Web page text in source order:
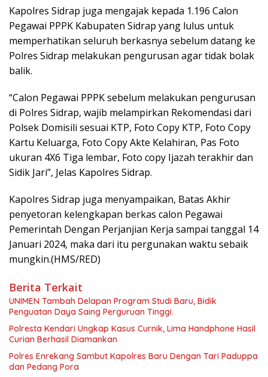
Kapolres Sidrap juga mengajak kepada 1.196 Calon
Pegawai PPPK Kabupaten Sidrap yang lulus untuk
memperhatikan seluruh berkasnya sebelum datang ke
Polres Sidrap melakukan pengurusan agar tidak bolak
balik.
“Calon Pegawai PPPK sebelum melakukan pengurusan
di Polres Sidrap, wajib melampirkan Rekomendasi dari
Polsek Domisili sesuai KTP, Foto Copy KTP, Foto Copy
Kartu Keluarga, Foto Copy Akte Kelahiran, Pas Foto
ukuran 4X6 Tiga lembar, Foto copy Ijazah terakhir dan
Sidik Jari”, Jelas Kapolres Sidrap.
Kapolres Sidrap juga menyampaikan, Batas Akhir
penyetoran kelengkapan berkas calon Pegawai
Pemerintah Dengan Perjanjian Kerja sampai tanggal 14
Januari 2024, maka dari itu pergunakan waktu sebaik
mungkin.(HMS/RED)
Berita Terkait
UNIMEN Tambah Delapan Program Studi Baru, Bidik
Penguatan Daya Saing Perguruan Tinggi.
Polresta Kendari Ungkap Kasus Curnik, Lima Handphone Hasil
Curian Berhasil Diamankan
Polres Enrekang Sambut Kapolres Baru Dengan Tari Paduppa
dan Pedang Pora